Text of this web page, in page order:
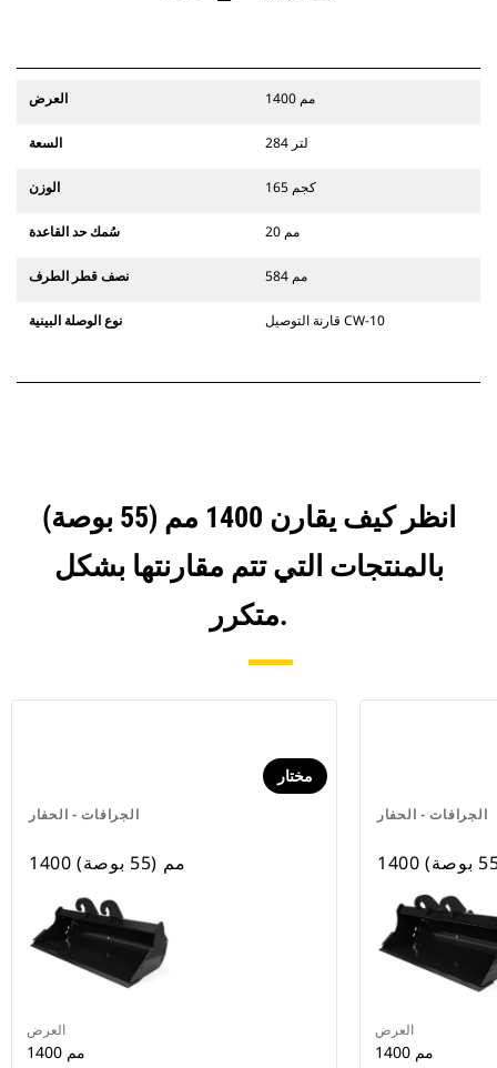
العرض 1400 مم
السعة 284 لتر
الوزن 165 كجم
سُمك حد القاعدة 20 مم
نصف قطر الطرف 584 مم
نوع الوصلة البينية قارنة التوصيل CW-10
انظر كيف يقارن 1400 مم (55 بوصة)
بالمنتجات التي تتم مقارنتها بشكل
متكرر.
الجرافات - الحفار
مختار
1400 مم (55 بوصة)
العرض
1400 مم
الجرافات - الحفار
العرض
1400 مم